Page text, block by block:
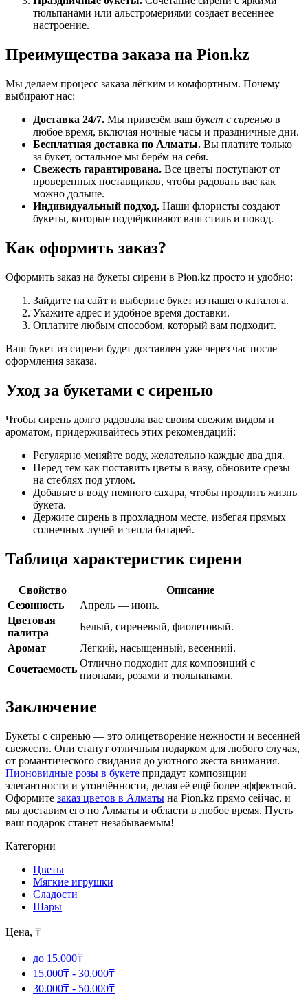
тюльпанами или альстромериями создаёт весеннее
настроение.
Преимущества заказа на Pion.kz
Мы делаем процесс заказа лёгким и комфортным. Почему
выбирают нас:
Доставка 24/7. Мы привезём ваш букет с сиренью в
любое время, включая ночные часы и праздничные дни.
Бесплатная доставка по Алматы. Вы платите только
за букет, остальное мы берём на себя.
Свежесть гарантирована. Все цветы поступают от
проверенных поставщиков, чтобы радовать вас как
можно дольше.
Индивидуальный подход. Наши флористы создают
букеты, которые подчёркивают ваш стиль и повод.
Как оформить заказ?
Оформить заказ на букеты сирени в Pion.kz просто и удобно:
Зайдите на сайт и выберите букет из нашего каталога.
Укажите адрес и удобное время доставки.
Оплатите любым способом, который вам подходит.
Ваш букет из сирени будет доставлен уже через час после
оформления заказа.
Уход за букетами с сиренью
Чтобы сирень долго радовала вас своим свежим видом и
ароматом, придерживайтесь этих рекомендаций:
Регулярно меняйте воду, желательно каждые два дня.
Перед тем как поставить цветы в вазу, обновите срезы
на стеблях под углом.
Добавьте в воду немного сахара, чтобы продлить жизнь
букета.
Держите сирень в прохладном месте, избегая прямых
солнечных лучей и тепла батарей.
Таблица характеристик сирени
Свойство
Описание
Сезонность
Апрель — июнь.
Цветовая
палитра
Белый, сиреневый, фиолетовый.
Аромат
Лёгкий, насыщенный, весенний.
Сочетаемость
Отлично подходит для композиций с
пионами, розами и тюльпанами.
Заключение
Букеты с сиренью — это олицетворение нежности и весенней
свежести. Они станут отличным подарком для любого случая,
от романтического свидания до уютного жеста внимания.
Пионовидные розы в букете придадут композиции
элегантности и утончённости, делая её ещё более эффектной.
Оформите заказ цветов в Алматы на Pion.kz прямо сейчас, и
мы доставим его по Алматы и области в любое время. Пусть
ваш подарок станет незабываемым!
Категории
Цветы
Мягкие игрушки
Сладости
Шары
Цена, ₸
до 15.000₸
15.000₸ - 30.000₸
30.000₸ - 50.000₸